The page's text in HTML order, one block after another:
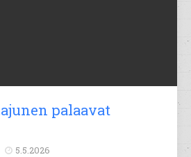
palaavat
5.5.2026